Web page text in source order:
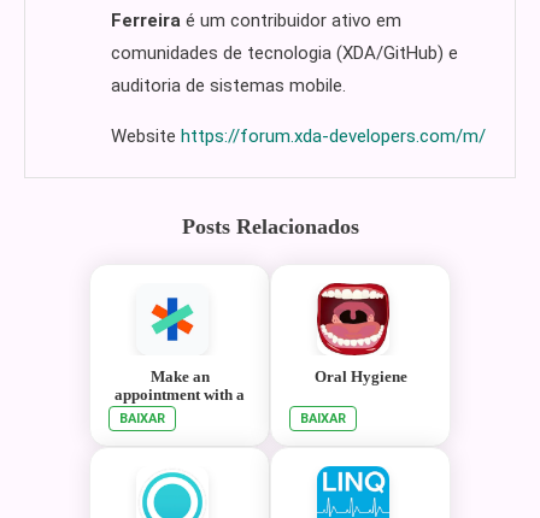
Ferreira é um contribuidor ativo em
comunidades de tecnologia (XDA/GitHub) e
auditoria de sistemas mobile.
Website https://forum.xda-developers.com/m/
Posts Relacionados
Make an
appointment with a
doctor online on
Doc.ua
BAIXAR
Oral Hygiene
BAIXAR